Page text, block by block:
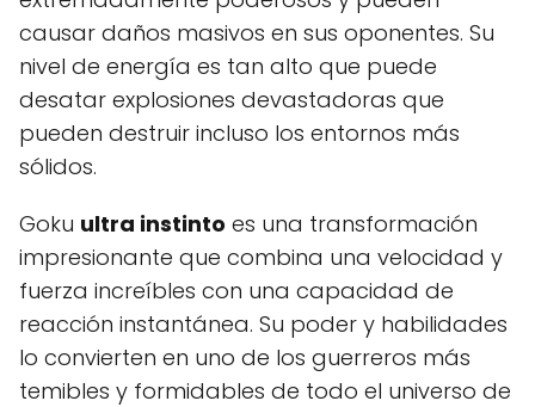
causar daños masivos en sus oponentes. Su
nivel de energía es tan alto que puede
desatar explosiones devastadoras que
pueden destruir incluso los entornos más
sólidos.
Goku ultra instinto es una transformación
impresionante que combina una velocidad y
fuerza increíbles con una capacidad de
reacción instantánea. Su poder y habilidades
lo convierten en uno de los guerreros más
temibles y formidables de todo el universo de